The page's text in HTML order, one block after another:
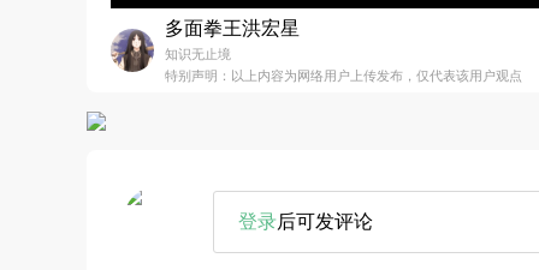
多面拳王洪宏星
知识无止境
特别声明：以上内容为网络用户上传发布，仅代表该用户观点
登录后可发评论